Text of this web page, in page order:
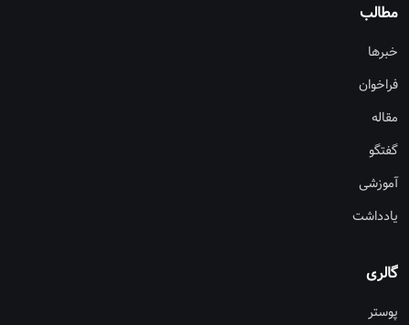
مطالب
خبرها
فراخوان
مقاله
گفتگو
آموزشی
یادداشت
گالری
پوستر